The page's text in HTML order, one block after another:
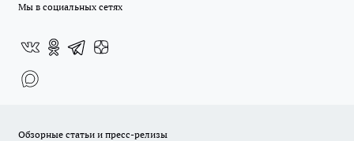
Мы в социальных сетях
Обзорные статьи и пресс-релизы